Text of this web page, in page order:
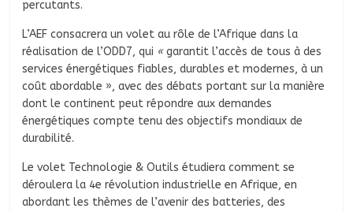
percutants.
L’AEF consacrera un volet au rôle de l’Afrique dans la
réalisation de l’ODD7, qui «garantit l’accès de tous à des
services énergétiques fiables, durables et modernes, à un
coût abordable », avec des débats portant sur la manière
dont le continent peut répondre aux demandes
énergétiques compte tenu des objectifs mondiaux de
durabilité.
Le volet Technologie & Outils étudiera comment se
déroulera la 4e révolution industrielle en Afrique, en
abordant les thèmes de l’avenir des batteries, des